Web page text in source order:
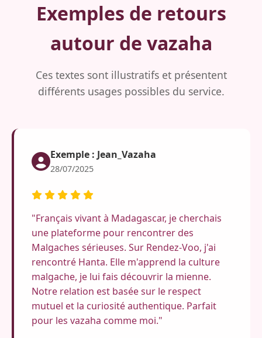
Exemples de retours
autour de vazaha
Ces textes sont illustratifs et présentent
différents usages possibles du service.
Exemple : Jean_Vazaha
28/07/2025
"Français vivant à Madagascar, je cherchais
une plateforme pour rencontrer des
Malgaches sérieuses. Sur Rendez-Voo, j'ai
rencontré Hanta. Elle m'apprend la culture
malgache, je lui fais découvrir la mienne.
Notre relation est basée sur le respect
mutuel et la curiosité authentique. Parfait
pour les vazaha comme moi."